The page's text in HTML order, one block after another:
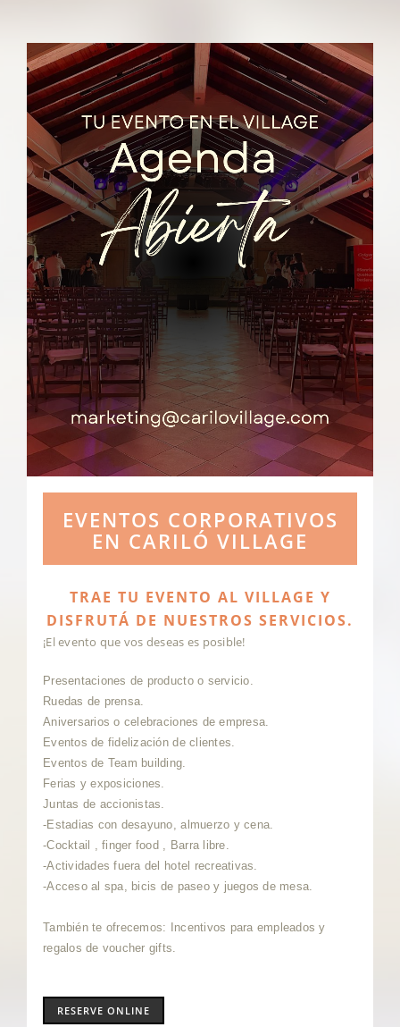
EVENTOS CORPORATIVOS
EN CARILÓ VILLAGE
TRAE TU EVENTO AL VILLAGE Y
DISFRUTÁ DE NUESTROS SERVICIOS.
¡El evento que vos deseas es posible!
Presentaciones de producto o servicio.
Ruedas de prensa.
Aniversarios o celebraciones de empresa.
Eventos de fidelización de clientes.
Eventos de Team building.
Ferias y exposiciones.
Juntas de accionistas.
-Estadias con desayuno, almuerzo y cena.
-Cocktail , finger food , Barra libre.
-Actividades fuera del hotel recreativas.
-Acceso al spa, bicis de paseo y juegos de mesa.
También te ofrecemos:
Incentivos para empleados y
regalos de voucher gifts.
RESERVE ONLINE